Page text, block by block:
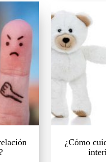
¿Cómo